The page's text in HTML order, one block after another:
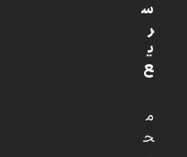
س
ر
ی
ع
م
ح